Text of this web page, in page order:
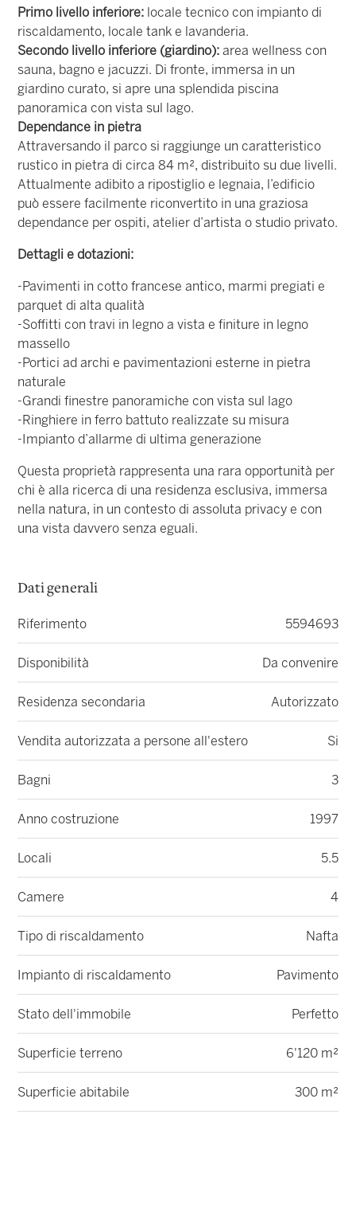
Primo livello inferiore: locale tecnico con impianto di
riscaldamento, locale tank e lavanderia.
Secondo livello inferiore (giardino): area wellness con
sauna, bagno e jacuzzi. Di fronte, immersa in un
giardino curato, si apre una splendida piscina
panoramica con vista sul lago.
Dependance in pietra
Attraversando il parco si raggiunge un caratteristico
rustico in pietra di circa 84 m², distribuito su due livelli.
Attualmente adibito a ripostiglio e legnaia, l’edificio
può essere facilmente riconvertito in una graziosa
dependance per ospiti, atelier d’artista o studio privato.
Dettagli e dotazioni:
-Pavimenti in cotto francese antico, marmi pregiati e
parquet di alta qualità
-Soffitti con travi in legno a vista e finiture in legno
massello
-Portici ad archi e pavimentazioni esterne in pietra
naturale
-Grandi finestre panoramiche con vista sul lago
-Ringhiere in ferro battuto realizzate su misura
-Impianto d’allarme di ultima generazione
Questa proprietà rappresenta una rara opportunità per
chi è alla ricerca di una residenza esclusiva, immersa
nella natura, in un contesto di assoluta privacy e con
una vista davvero senza eguali.
Dati generali
Riferimento 5594693
Disponibilità Da convenire
Residenza secondaria Autorizzato
Vendita autorizzata a persone all'estero Si
Bagni 3
Anno costruzione 1997
Locali 5.5
Camere 4
Tipo di riscaldamento Nafta
Impianto di riscaldamento Pavimento
Stato dell'immobile Perfetto
Superficie terreno 6'120 m²
Superficie abitabile 300 m²